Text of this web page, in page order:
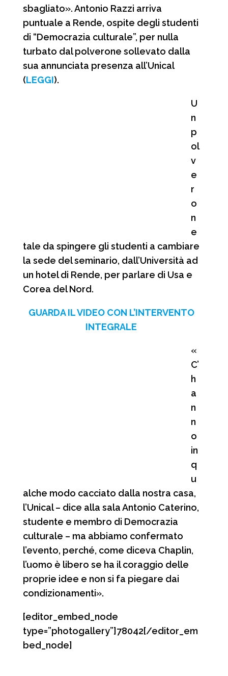
sbagliato». Antonio Razzi arriva
puntuale a Rende, ospite degli studenti
di “Democrazia culturale”, per nulla
turbato dal polverone sollevato dalla
sua annunciata presenza all’Unical
(LEGGI).
U
n
p
ol
v
e
r
o
n
e
tale da spingere gli studenti a cambiare
la sede del seminario, dall’Università ad
un hotel di Rende, per parlare di Usa e
Corea del Nord.
GUARDA IL VIDEO CON L’INTERVENTO
INTEGRALE
«
C’
h
a
n
n
o
in
q
u
alche modo cacciato dalla nostra casa,
l’Unical – dice alla sala Antonio Caterino,
studente e membro di Democrazia
culturale – ma abbiamo confermato
l’evento, perché, come diceva Chaplin,
l’uomo è libero se ha il coraggio delle
proprie idee e non si fa piegare dai
condizionamenti».
[editor_embed_node
type=”photogallery”]78042[/editor_em
bed_node]